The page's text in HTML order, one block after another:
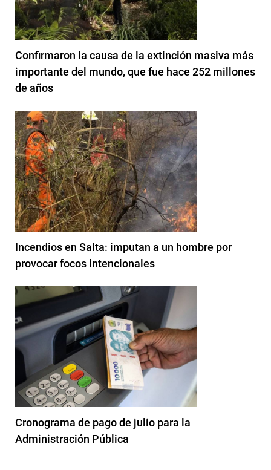
Confirmaron la causa de la extinción masiva más
importante del mundo, que fue hace 252 millones
de años
Incendios en Salta: imputan a un hombre por
provocar focos intencionales
Cronograma de pago de julio para la
Administración Pública